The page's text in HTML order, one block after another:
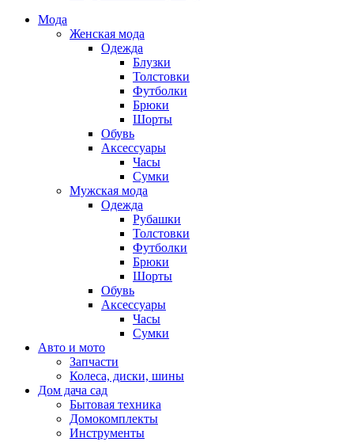
Мода
Женская мода
Одежда
Блузки
Толстовки
Футболки
Брюки
Шорты
Обувь
Аксессуары
Часы
Сумки
Мужская мода
Одежда
Рубашки
Толстовки
Футболки
Брюки
Шорты
Обувь
Аксессуары
Часы
Сумки
Авто и мото
Запчасти
Колеса, диски, шины
Дом дача сад
Бытовая техника
Домокомплекты
Инструменты